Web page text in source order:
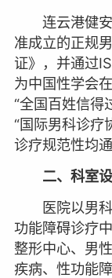
连云港健安
准成立的正规
证》，并通过
为中国性学会
“全国百姓信得
“国际男科诊疗
诊疗规范性均
二、科室
医院以男科
功能障碍诊疗
整形中心、男
疾病、性功能